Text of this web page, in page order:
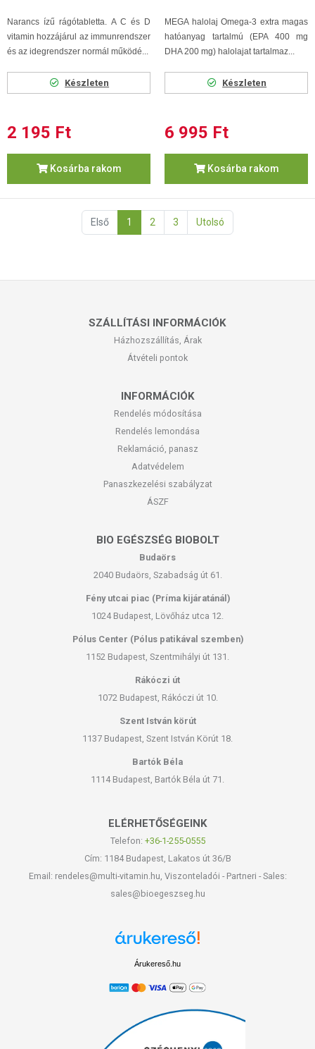
Narancs ízű rágótabletta. A C és D
vitamin hozzájárul az immunrendszer
és az idegrendszer normál működé...
Készleten
2 195 Ft
Kosárba rakom
MEGA halolaj Omega-3 extra magas
hatóanyag tartalmú (EPA 400 mg
DHA 200 mg) halolajat tartalmaz...
Készleten
6 995 Ft
Kosárba rakom
Első 1 2 3 Utolsó
SZÁLLÍTÁSI INFORMÁCIÓK
Házhozszállítás, Árak
Átvételi pontok
INFORMÁCIÓK
Rendelés módosítása
Rendelés lemondása
Reklamáció, panasz
Adatvédelem
Panaszkezelési szabályzat
ÁSZF
BIO EGÉSZSÉG BIOBOLT
Budaörs
2040 Budaörs, Szabadság út 61.
Fény utcai piac (Príma kijáratánál)
1024 Budapest, Lövőház utca 12.
Pólus Center (Pólus patikával szemben)
1152 Budapest, Szentmihályi út 131.
Rákóczi út
1072 Budapest, Rákóczi út 10.
Szent István körút
1137 Budapest, Szent István Körút 18.
Bartók Béla
1114 Budapest, Bartók Béla út 71.
ELÉRHETŐSÉGEINK
Telefon: +36-1-255-0555
Cím: 1184 Budapest, Lakatos út 36/B
Email: rendeles@multi-vitamin.hu, Viszonteladói - Partneri - Sales:
sales@bioegeszseg.hu
Árukereső.hu